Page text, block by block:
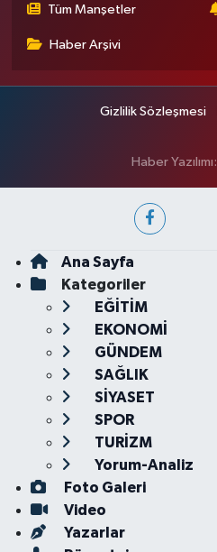
Tüm Manşetler
Haber Arşivi
Gizlilik Sözleşmesi
Haber Yazılımı:
Ana Sayfa
Kategoriler
EĞİTİM
EKONOMİ
GÜNDEM
SAĞLIK
SİYASET
SPOR
TURİZM
Yorum-Analiz
Foto Galeri
Video
Yazarlar